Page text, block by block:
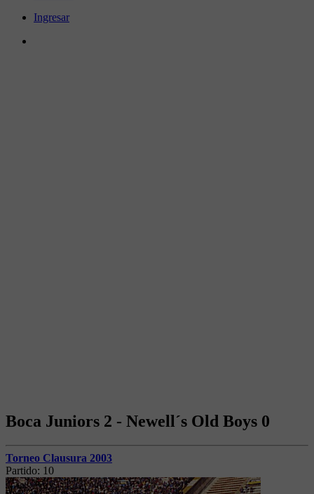
Ingresar
Boca Juniors 2 - Newell´s Old Boys 0
Torneo Clausura 2003
Partido: 10